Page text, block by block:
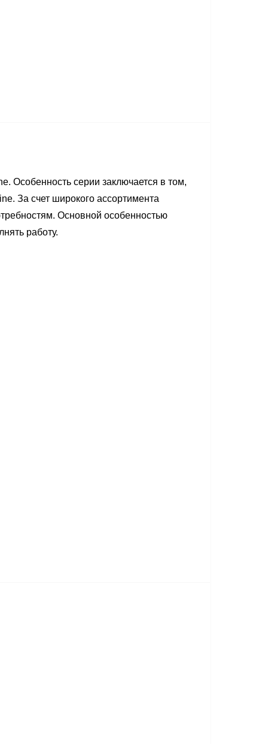
Особенность серии заключается в том,
За счет широкого ассортимента
Основной особенностью
работу.